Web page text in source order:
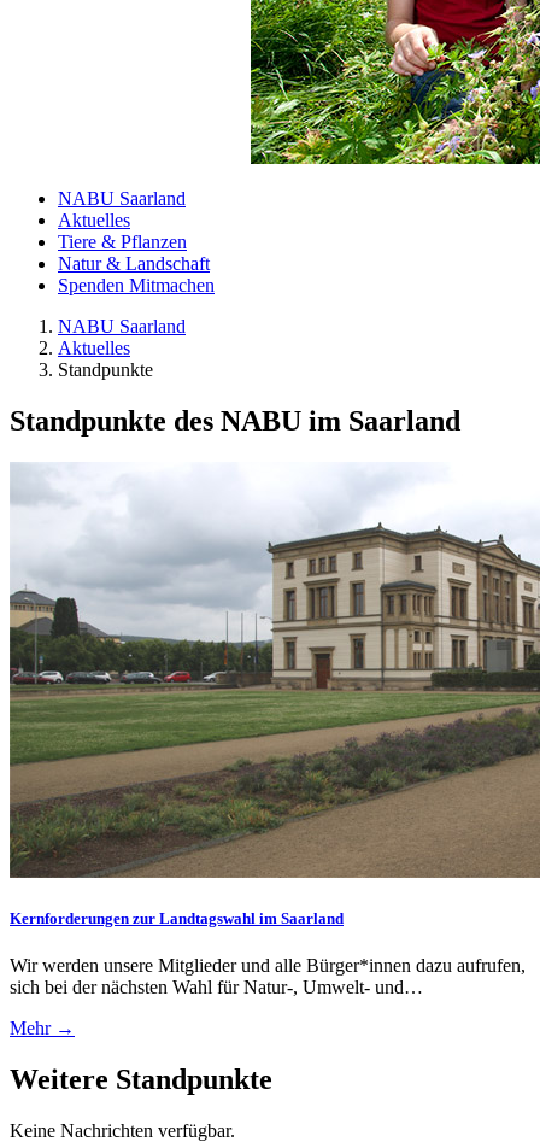
NABU Saarland
Aktuelles
Tiere & Pflanzen
Natur & Landschaft
Spenden Mitmachen
NABU Saarland
Aktuelles
Standpunkte
Standpunkte des NABU im Saarland
Kernforderungen zur Landtagswahl im Saarland
Wir werden unsere Mitglieder und alle Bürger*innen dazu aufrufen,
sich bei der nächsten Wahl für Natur-, Umwelt- und…
Mehr →
Weitere Standpunkte
Keine Nachrichten verfügbar.